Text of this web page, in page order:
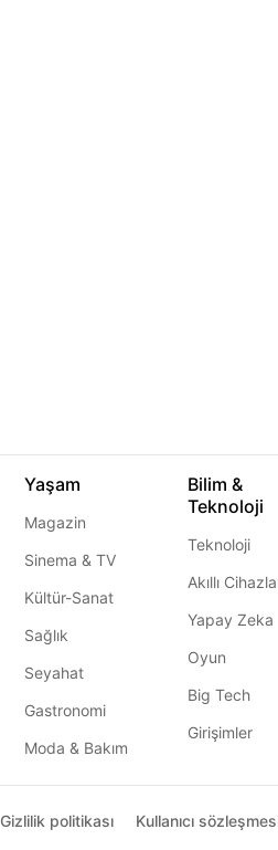
Yaşam
Magazin
Sinema & TV
Kültür-Sanat
Sağlık
Seyahat
Gastronomi
Moda & Bakım
Bilim &
Teknoloji
Teknoloji
Akıllı
Yapay Zeka
Oyun
Big Tech
Girişimler
Gizlilik politikası Kullanıcı